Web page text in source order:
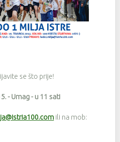
se što prije!
- Umag - u 11 sati
ili na mob: